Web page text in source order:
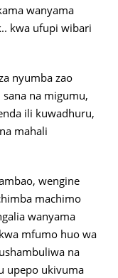
wanyama
kwa ufupi wibari
nyumba zao
na migumu,
ili kuwadhuru,
mahali
wengine
machimo
wanyama
mfumo huo wa
na
upepo ukivuma